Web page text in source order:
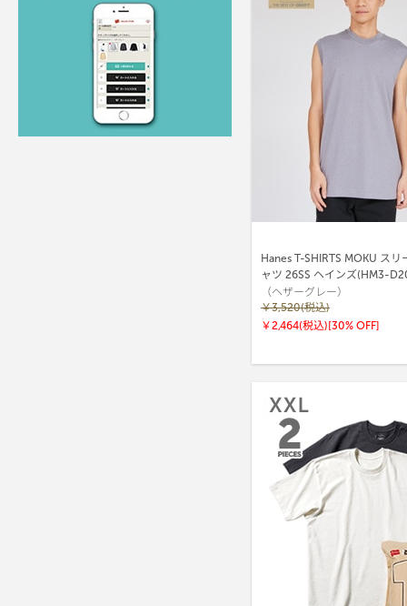
Hanes T-SHIRTS MOKU スリ
ャツ 26SS ヘインズ(HM3-
（ヘザーグレー）
￥3,520(税込)
￥2,464(税込)[30% OFF]